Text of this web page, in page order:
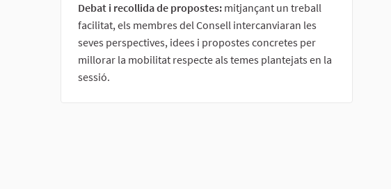
Debat i recollida de propostes: mitjançant un treball
facilitat, els membres del Consell intercanviaran les
seves perspectives, idees i propostes concretes per
millorar la mobilitat respecte als temes plantejats en la
sessió.